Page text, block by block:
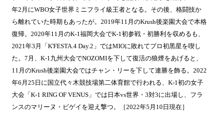
年2月にWBO女子世界ミニフライ級王者となる。その後、格闘技か
ら離れていた時期もあったが。2019年11月のKrush後楽園大会で本格
復帰。2020年11月のK-1福岡大会でK-1初参戦・初勝利を収めるも、
2021年3月「K'FESTA.4 Day.2」ではMIOに敗れてプロ初黒星を喫し
た。7月、K-1九州大会でNOZOMIを下して復活の狼煙をあげると、
11月のKrush後楽園大会ではチャン・リーを下して連勝を飾る。2022
年6月25日に国立代々木競技場第二体育館で行われる、K-1初の女子
大会「K-1 RING OF VENUS」では日本vs世界・3対3に出場し、フラ
ンスのマリーヌ・ビゲイを迎え撃つ。［2022年5月10日現在］